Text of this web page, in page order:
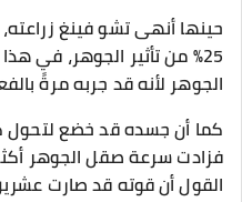
حينها أنهى تشو فينغ
25% من تأثير الجوهر،
الجوهر لأنه قد جربه مرةً
كما أن جسده قد خضع لتحول
فزادت سرعة صقل الجوهر
القول أن قوته قد صارت